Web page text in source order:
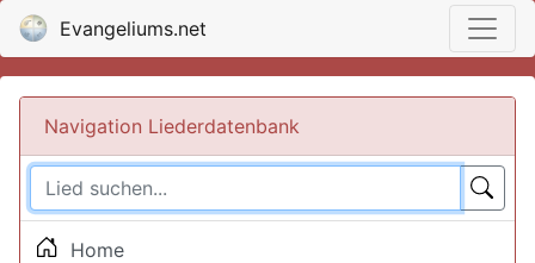
Evangeliums.net
Navigation Liederdatenbank
Home